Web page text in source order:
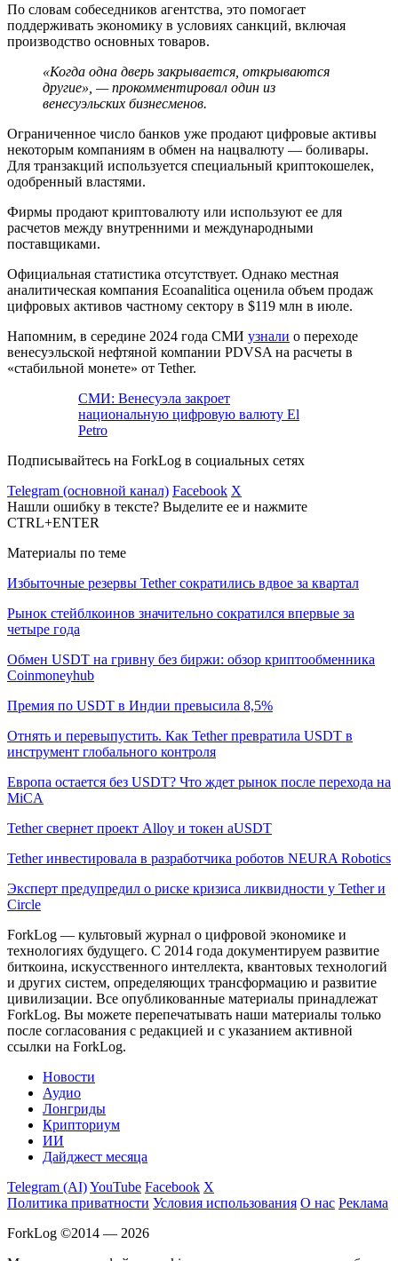
По словам собеседников агентства, это помогает
поддерживать экономику в условиях санкций, включая
производство основных товаров.
«Когда одна дверь закрывается, открываются
другие», — прокомментировал один из
венесуэльских бизнесменов.
Ограниченное число банков уже продают цифровые активы
некоторым компаниям в обмен на нацвалюту — боливары.
Для транзакций используется специальный криптокошелек,
одобренный властями.
Фирмы продают криптовалюту или используют ее для
расчетов между внутренними и международными
поставщиками.
Официальная статистика отсутствует. Однако местная
аналитическая компания Ecoanalitica оценила объем продаж
цифровых активов частному сектору в $119 млн в июле.
Напомним, в середине 2024 года СМИ узнали о переходе
венесуэльской нефтяной компании PDVSA на расчеты в
«стабильной монете» от Tether.
СМИ: Венесуэла закроет
национальную цифровую валюту El
Petro
Подписывайтесь на ForkLog в социальных сетях
Telegram (основной канал) Facebook X
Нашли ошибку в тексте? Выделите ее и нажмите
CTRL+ENTER
Материалы по теме
Избыточные резервы Tether сократились вдвое за квартал
Рынок стейблкоинов значительно сократился впервые за
четыре года
Обмен USDT на гривну без биржи: обзор криптообменника
Coinmoneyhub
Премия по USDT в Индии превысила 8,5%
Отнять и перевыпустить. Как Tether превратила USDT в
инструмент глобального контроля
Европа остается без USDT? Что ждет рынок после перехода на
MiCA
Tether свернет проект Alloy и токен aUSDT
Tether инвестировала в разработчика роботов NEURA Robotics
Эксперт предупредил о риске кризиса ликвидности у Tether и
Circle
ForkLog — культовый журнал о цифровой экономике и
технологиях будущего. С 2014 года документируем развитие
биткоина, искусственного интеллекта, квантовых технологий
и других систем, определяющих трансформацию и развитие
цивилизации. Все опубликованные материалы принадлежат
ForkLog. Вы можете перепечатывать наши материалы только
после согласования с редакцией и с указанием активной
ссылки на ForkLog.
Новости
Аудио
Лонгриды
Крипториум
ИИ
Дайджест месяца
Telegram (AI)YouTube Facebook X
Политика приватности Условия использования О нас Реклама
ForkLog ©2014 — 2026